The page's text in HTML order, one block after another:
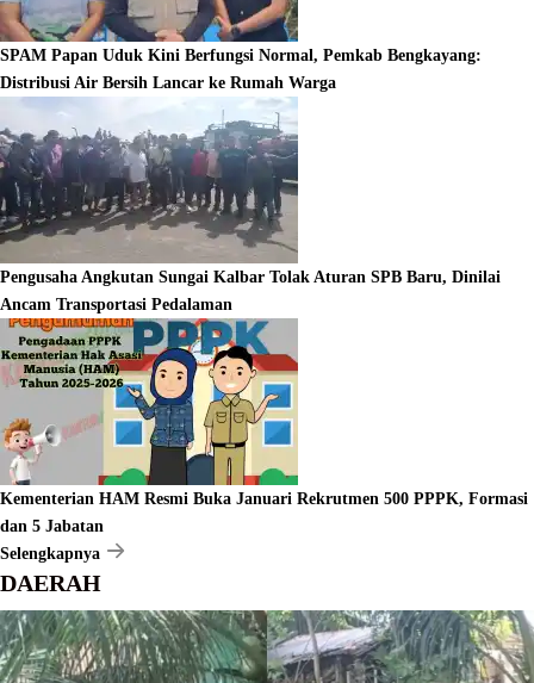
SPAM Papan Uduk Kini Berfungsi Normal, Pemkab Bengkayang:
Distribusi Air Bersih Lancar ke Rumah Warga
Pengusaha Angkutan Sungai Kalbar Tolak Aturan SPB Baru, Dinilai
Ancam Transportasi Pedalaman
Kementerian HAM Resmi Buka Januari Rekrutmen 500 PPPK, Formasi
dan 5 Jabatan
Selengkapnya
DAERAH